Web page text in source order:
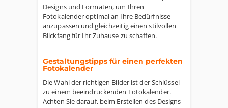
Designs und Formaten, um Ihren
Fotokalender optimal an Ihre Bedürfnisse
anzupassen und gleichzeitig einen stilvollen
Blickfang für Ihr Zuhause zu schaffen.
Gestaltungstipps für einen perfekten
Fotokalender
Die Wahl der richtigen Bilder ist der Schlüssel
zu einem beeindruckenden Fotokalender.
Achten Sie darauf, beim Erstellen des Designs